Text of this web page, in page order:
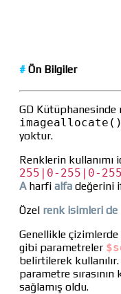
# Ön Bilgiler
GD Kütüphanesinde
imageallocate()
yoktur.
Renklerin kullanımı
255|0-255|0-
Aharfi alfa değerini
Özel renk isimleri de
Genellikle çizimlerde
gibi parametreler
belirtilerek kullanılır.
parametre sırasının
sağlamış oldu.